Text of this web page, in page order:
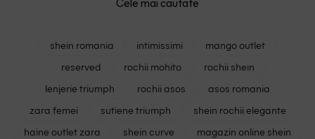
Cele mai cautate
shein romania intimissimi
mango outlet
reserved
rochii mohito
rochii shein
lenjerie triumph
rochii asos
asos romania
zara femei
sutiene triumph
shein rochii elegante
haine outlet zara
shein curve
magazin online shein